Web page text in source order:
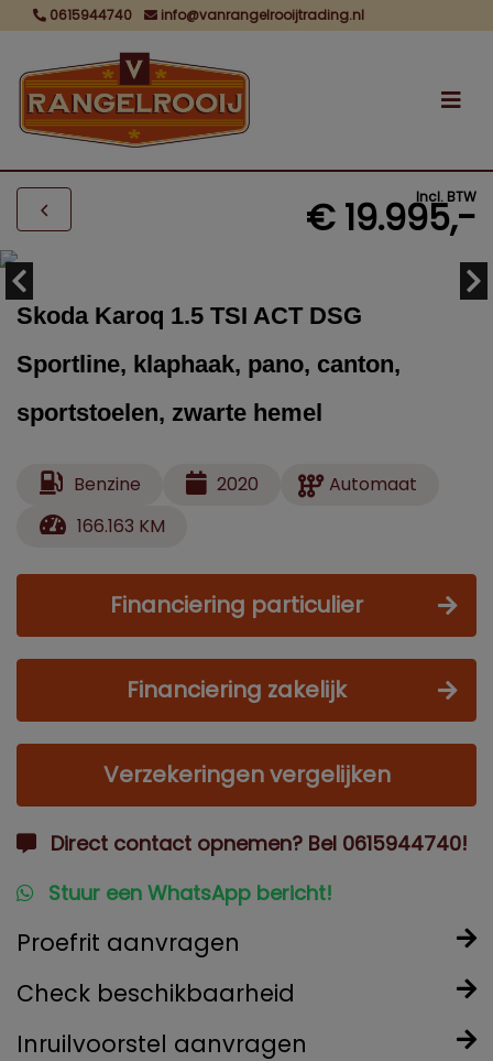
0615944740 info@vanrangelrooijtrading.nl
Incl. BTW
€ 19.995,-
Skoda Karoq 1.5 TSI ACT DSG
Sportline, klaphaak, pano, canton,
sportstoelen, zwarte hemel
Benzine 2020
Automaat
166.163 KM
Financiering particulier
Financiering zakelijk
Verzekeringen vergelijken
Direct contact opnemen? Bel 0615944740!
Stuur een WhatsApp bericht!
Proefrit aanvragen
Check beschikbaarheid
Inruilvoorstel aanvragen